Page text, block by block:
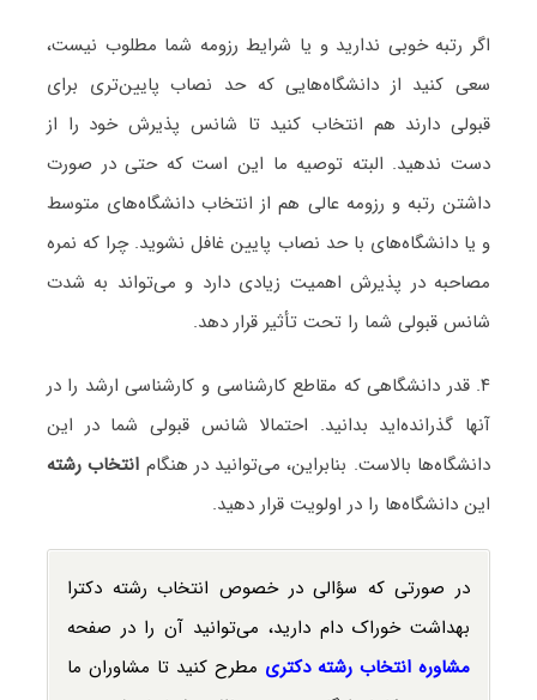
اگر رتبه خوبی ندارید و یا شرایط رزومه شما مطلوب نیست،
سعی کنید از دانشگاه‌هایی که حد نصاب پایین‌تری برای
قبولی دارند هم انتخاب کنید تا شانس پذیرش خود را از
دست ندهید. البته توصیه ما این است که حتی در صورت
داشتن رتبه و رزومه عالی هم از انتخاب دانشگاه‌های متوسط
و یا دانشگاه‌های با حد نصاب پایین غافل نشوید. چرا که نمره
مصاحبه در پذیرش اهمیت زیادی دارد و می‌تواند به شدت
شانس قبولی شما را تحت تأثیر قرار دهد.
۴. قدر دانشگاهی که مقاطع کارشناسی و کارشناسی ارشد را در
آنها گذرانده‌اید بدانید. احتمالا شانس قبولی شما در این
دانشگاه‌ها بالاست. بنابراین، می‌توانید در هنگام انتخاب رشته
این دانشگاه‌ها را در اولویت قرار دهید.
در صورتی که سؤالی در خصوص انتخاب رشته دکترا
بهداشت خوراک دام دارید، می‌توانید آن را در صفحه
مشاوره انتخاب رشته دکتری مطرح کنید تا مشاوران ما